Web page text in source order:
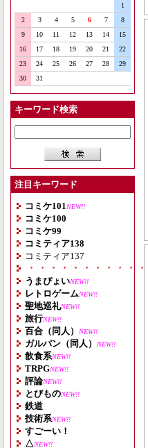
1
2
3 4 5 6 7
8
9
10 11 12 13 14
15
16
17 18 19 20 21
22
23
24 25 26 27 28
29
30
31
キーワード検索
注目キーワード
コミケ101 NEW!!
コミケ100
コミケ99
コミティア138
コミティア137
・・・・・・・・・・
うまぴょいNEW!!
レトロゲームNEW!!
聖地巡礼NEW!!
旅行NEW!!
百合（同人） NEW!!
ガルパン（同人） NEW!!
飲食系NEW!!
TRPGNEW!!
評論NEW!!
とびものNEW!!
鉄道
技術系NEW!!
すごーい！
△NEW!!